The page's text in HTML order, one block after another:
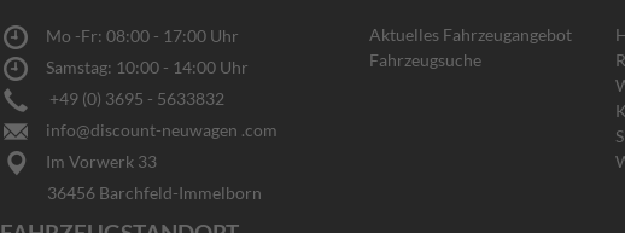
Mo -Fr: 08:00 - 17:00 Uhr
Samstag: 10:00 - 14:00 Uhr
+49 (0) 3695 - 5633832
info@discount-neuwagen .com
Im Vorwerk 33
36456 Barchfeld-Immelborn
Aktuelles Fahrzeugangebot
Fahrzeugsuche